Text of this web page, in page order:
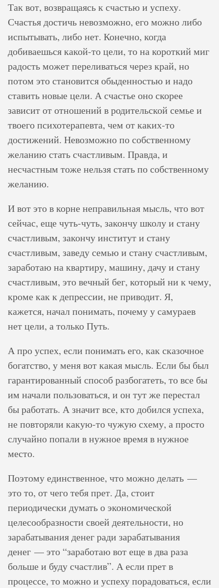
Так вот, возвращаясь к счастью и успеху.
Счастья достичь невозможно, его можно либо
испытывать, либо нет. Конечно, когда
добиваешься какой-то цели, то на короткий миг
радость может переливаться через край, но
потом это становится обыденностью и надо
ставить новые цели. А счастье оно скорее
зависит от отношений в родительской семье и
твоего психотерапевта, чем от каких-то
достижений. Невозможно по собственному
желанию стать счастливым. Правда, и
несчастным тоже нельзя стать по собственному
желанию.
И вот это в корне неправильная мысль, что вот
сейчас, еще чуть-чуть, закончу школу и стану
счастливым, закончу институт и стану
счастливым, заведу семью и стану счастливым,
заработаю на квартиру, машину, дачу и стану
счастливым, это вечный бег, который ни к чему,
кроме как к депрессии, не приводит. Я,
кажется, начал понимать, почему у самураев
нет цели, а только Путь.
А про успех, если понимать его, как сказочное
богатство, у меня вот какая мысль. Если бы был
гарантированный способ разбогатеть, то все бы
им начали пользоваться, и он тут же перестал
бы работать. А значит все, кто добился успеха,
не повторяли какую-то чужую схему, а просто
случайно попали в нужное время в нужное
место.
Поэтому единственное, что можно делать —
это то, от чего тебя прет. Да, стоит
периодически думать о экономической
целесообразности своей деятельности, но
зарабатывания денег ради зарабатывания
денег — это “заработаю вот еще в два раза
больше и буду счастлив”. А если прет в
процессе, то можно и успеху порадоваться, если